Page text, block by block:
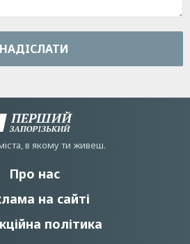
НАДIСЛАТИ
в якому ти живеш.
Про нас
на сайті
політика